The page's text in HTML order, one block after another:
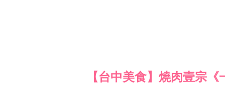
【台中美食】燒肉壹宗